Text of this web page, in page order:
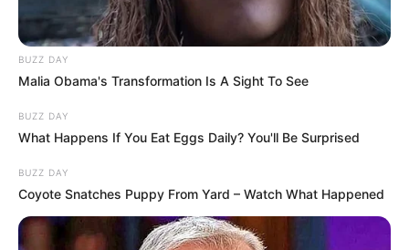
BUZZ DAY
Malia Obama's Transformation Is A Sight To See
BUZZ DAY
What Happens If You Eat Eggs Daily? You'll Be Surprised
BUZZ DAY
Coyote Snatches Puppy From Yard – Watch What Happened